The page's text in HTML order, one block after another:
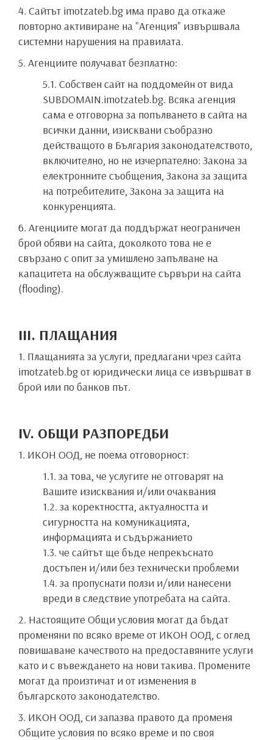
4. Сайтът imotzateb.bg има право да откаже
повторно активиране на "Агенция" извършвала
системни нарушения на правилата.
5. Агенциите получават безплатно:
5.1. Собствен сайт на поддомейн от вида
SUBDOMAIN.imotzateb.bg. Всяка агенция
сама е отговорна за попълването в сайта на
всички данни, изисквани съобразно
действащото в България законодателството,
включително, но не изчерпателно: Закона за
електронните съобщения, Закона за защита
на потребителите, Закона за защита на
конкуренцията.
6. Агенциите могат да поддържат неограничен
брой обяви на сайта, доколкото това не е
свързано с опит за умишлено запълване на
капацитета на обслужващите сървъри на сайта
(flooding).
III. ПЛАЩАНИЯ
1. Плащанията за услуги, предлагани чрез сайта
imotzateb.bg от юридически лица се извършват в
брой или по банков път.
IV. ОБЩИ РАЗПОРЕДБИ
1. ИКОН ООД, не поема отговорност:
1.1. за това, че услугите не отговарят на
Вашите изисквания и/или очаквания
1.2. за коректността, актуалността и
сигурността на комуникацията,
информацията и съдържанието
1.3. че сайтът ще бъде непрекъснато
достъпен и/или без технически проблеми
1.4. за пропуснати ползи и/или нанесени
вреди в следствие употребата на сайта.
2. Настоящите Общи условия могат да бъдат
променяни по всяко време от ИКОН ООД, с оглед
повишаване качеството на предоставяните услуги
като и с въвеждането на нови такива. Промените
могат да произтичат и от изменения в
българското законодателство.
3. ИКОН ООД, си запазва правото да променя
Общите условия по всяко време и по своя